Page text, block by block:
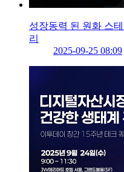
성장동력 된 원화 스
리
2025-09-25 08:09